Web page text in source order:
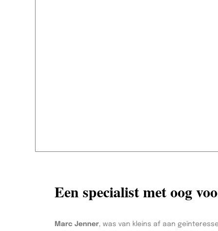
Een specialist met oog
Marc Jenner, was van kleins af aan